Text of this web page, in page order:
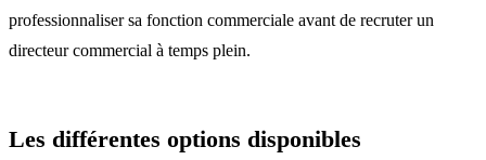
professionnaliser sa fonction commerciale avant de recruter un
directeur commercial à temps plein.
Les différentes options disponibles